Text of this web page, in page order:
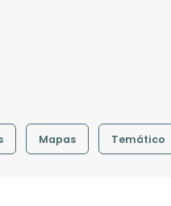
Mapas Temático